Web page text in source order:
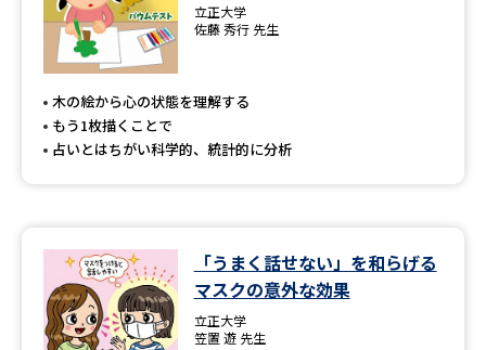
大学研究
大学で学べる内容や特徴を調べる
データサイエンス特集 奨学金・特待生制度特集
デジタルパンフレット 進路の３択
立正大学
佐藤 秀行 先生
木の絵から心の状態を理解する
もう1枚描くことで
占いとはちがい科学的、統計的に分析
「うまく話せない」を和らげる
マスクの意外な効果
立正大学
笠置 遊 先生